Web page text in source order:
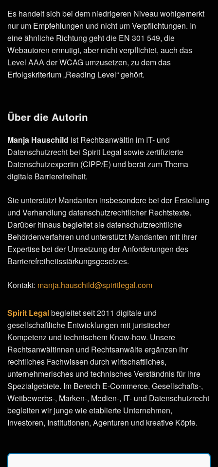
Es handelt sich bei dem niedrigeren Niveau wohlgemerkt
nur um Empfehlungen und nicht um Verpflichtungen. In
eine ähnliche Richtung geht die EN 301 549, die
Webautoren ermutigt, aber nicht verpflichtet, auch das
Level AAA der WCAG umzusetzen, zu dem das
Erfolgskriterium „Reading Level“ gehört.
Über die Autorin
Manja Hauschild ist Rechtsanwältin im IT- und
Datenschutzrecht bei Spirit Legal sowie zertifizierte
Datenschutzexpertin (CIPP/E) und berät zum Thema
digitale Barrierefreiheit.
Sie unterstützt Mandanten insbesondere bei der Erstellung
und Verhandlung datenschutzrechtlicher Rechtstexte.
Darüber hinaus begleitet sie datenschutzrechtliche
Behördenverfahren und unterstützt Mandanten mit ihrer
Expertise bei der Umsetzung der Anforderungen des
Barrierefreiheitsstärkungsgesetzes.
Kontakt: manja.hauschild@spiritlegal.com
Spirit Legalbegleitet seit 2011 digitale und
gesellschaftliche Entwicklungen mit juristischer
Kompetenz und technischem Know-how. Unsere
Rechtsanwältinnen und Rechtsanwälte ergänzen ihr
rechtliches Fachwissen durch wirtschaftliches,
unternehmerisches und technisches Verständnis für ihre
Spezialgebiete. Im Bereich E-Commerce, Gesellschafts-,
Wettbewerbs-, Marken-, Medien-, IT- und Datenschutzrecht
begleiten wir junge wie etablierte Unternehmen,
Investoren, Institutionen, Agenturen und kreative Köpfe.